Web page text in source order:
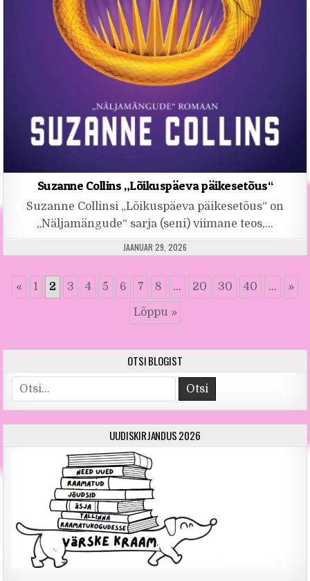
Suzanne Collins „Lõikuspäeva päikesetõus“
Suzanne Collinsi „Lõikuspäeva päikesetõus“ on
„Näljamängude“ sarja (seni) viimane teos,…
PUBLISHED DATE:
JAANUAR 29, 2026
« 1 2 3 4 5 6 7 8 ... 20 30 40 ... »
Lõppu »
OTSI BLOGIST
Otsi
UUDISKIRJANDUS 2026